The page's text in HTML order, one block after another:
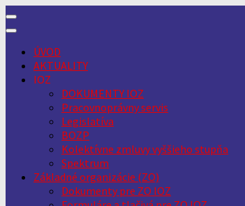
Skip
to
ÚVOD
AKTUALITY
IOZ
DOKUMENTY IOZ
Pracovnoprávny servis
Legislatíva
BOZP
Kolektívne zmluvy vyššieho stupňa
Spektrum
Základné organizácie (ZO)
Dokumenty pre ZO IOZ